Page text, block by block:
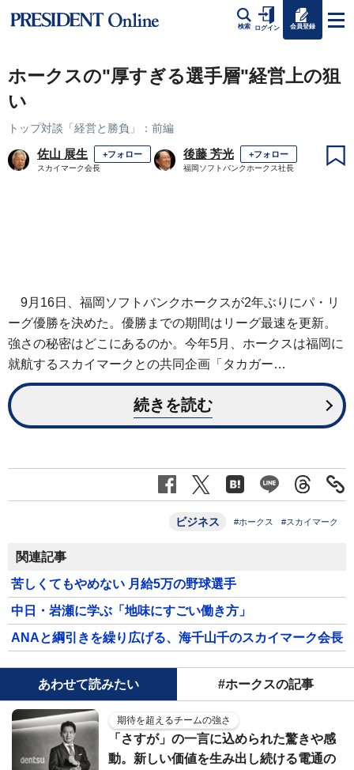
検索 ログイン 会員登録
ホークスの"厚すぎる選手層"経営上の狙
い
トップ対談「経営と勝負」：前編
佐山 展生 +フォロー
スカイマーク会長
後藤 芳光 +フォロー
福岡ソフトバンクホークス社長
9月16日、福岡ソフトバンクホークスが2年ぶりにパ・リ
ーグ優勝を決めた。優勝までの期間はリーグ最速を更新。
強さの秘密はどこにあるのか。今年5月、ホークスは福岡に
就航するスカイマークとの共同企画「タカガー…
続きを読む
ビジネス #ホークス #スカイマーク
関連記事
苦しくてもやめない 月給5万の野球選手
中日・岩瀬に学ぶ「地味にすごい働き方」
ANAと綱引きを繰り広げる、海千山千のスカイマーク会長
あわせて読みたい #ホークスの記事
期待を超えるチームの強さ
「さすが」の一言に込められた驚きや感
動。新しい価値を生み出し続ける電通の